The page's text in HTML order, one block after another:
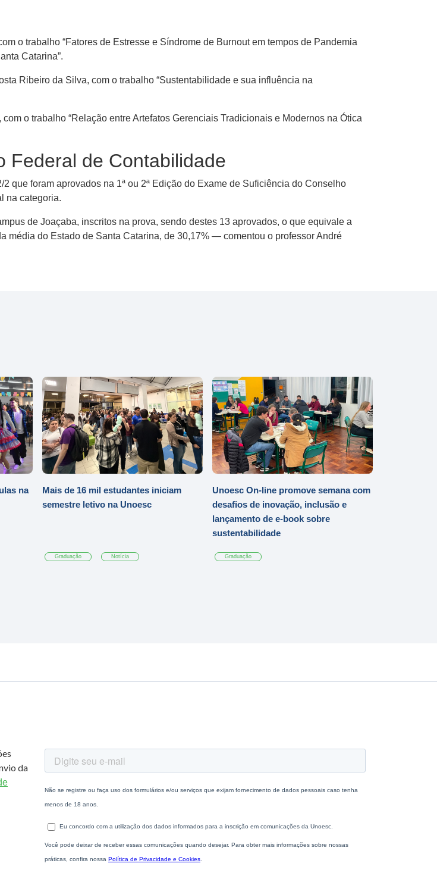
o trabalho “Fatores de Estresse e Síndrome de Burnout em tempos de Pandemia
Catarina”.
Ribeiro da Silva, com o trabalho “Sustentabilidade e sua influência na
o trabalho “Relação entre Artefatos Gerenciais Tradicionais e Modernos na Ótica
Federal de Contabilidade
que foram aprovados na 1ª ou 2ª Edição do Exame de Suficiência do Conselho
na categoria.
de Joaçaba, inscritos na prova, sendo destes 13 aprovados, o que equivale a
média do Estado de Santa Catarina, de 30,17% — comentou o professor André
na
Mais de 16 mil estudantes iniciam
semestre letivo na Unoesc
Graduação Notícia
Unoesc On-line promove semana com
desafios de inovação, inclusão e
lançamento de e-book sobre
sustentabilidade
Graduação
da